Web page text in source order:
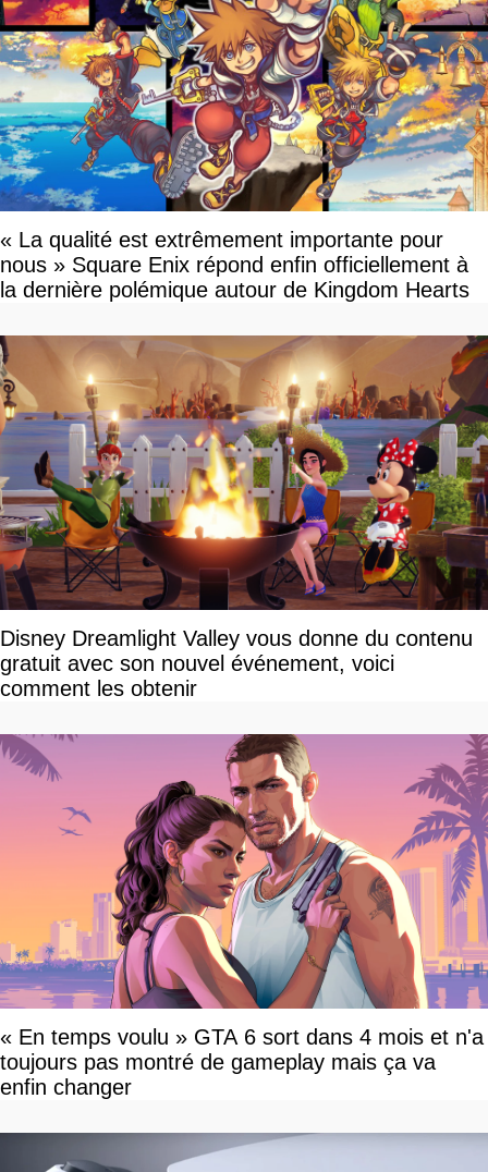
« La qualité est extrêmement importante pour
nous » Square Enix répond enfin officiellement à
la dernière polémique autour de Kingdom Hearts
Disney Dreamlight Valley vous donne du contenu
gratuit avec son nouvel événement, voici
comment les obtenir
« En temps voulu » GTA 6 sort dans 4 mois et n'a
toujours pas montré de gameplay mais ça va
enfin changer